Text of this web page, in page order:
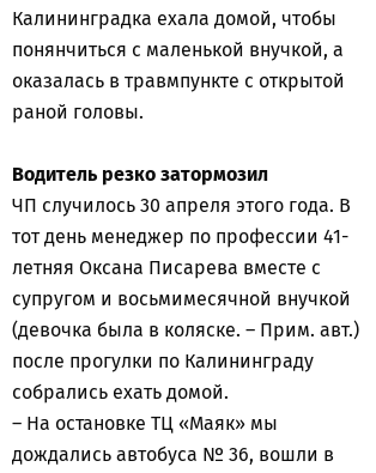
Калининградка ехала домой, чтобы
понянчиться с маленькой внучкой, а
оказалась в травмпункте с открытой
раной головы.
Водитель резко затормозил
ЧП случилось 30 апреля этого года. В
тот день менеджер по профессии 41-
летняя Оксана Писарева вместе с
супругом и восьмимесячной внучкой
(девочка была в коляске. – Прим. авт.)
после прогулки по Калининграду
собрались ехать домой.
– На остановке ТЦ «Маяк» мы
дождались автобуса № 36, вошли в